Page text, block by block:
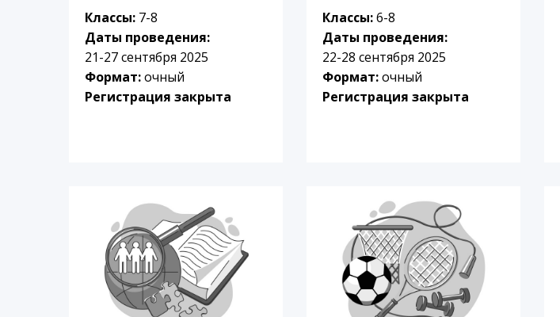
Классы: 7-8
Даты проведения:
21-27 сентября 2025
Формат:очный
Регистрация закрыта
Классы:6-8
Даты проведения:
22-28 сентября 2025
Формат:очный
Регистрация закрыта